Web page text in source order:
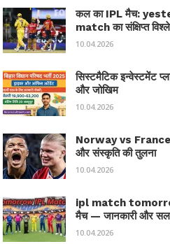
कल का IPL मैच:
match का संक्षिप्त
10.04.2026
सिस्टमैटिक इन्वेस्टमेंट
और जोखिम
10.04.2026
Norway vs France:
और संस्कृति की तुलना
10.04.2026
ipl match
मैच — जानकारी और
10.04.2026